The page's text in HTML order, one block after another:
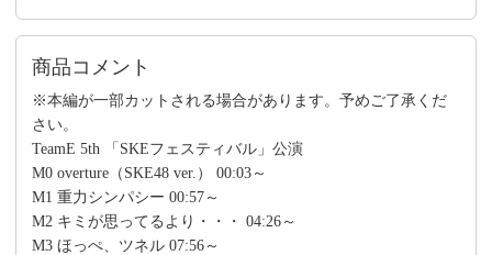
商品コメント
※本編が一部カットされる場合があります。予めご了承くだ
さい。
TeamE 5th 「SKEフェスティバル」公演
M0 overture（SKE48 ver.） 00:03～
M1 重力シンパシー 00:57～
M2 キミが思ってるより・・・ 04:26～
M3 ほっぺ、ツネル 07:56～